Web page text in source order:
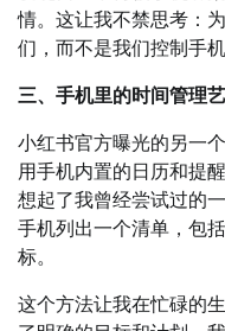
情。这让我不禁思考：
们，而不是我们控制手
三、手机里的时间管理
小红书官方曝光的另一
用手机内置的日历和提
想起了我曾经尝试过的
手机列出一个清单，包
标。
这个方法让我在忙碌的